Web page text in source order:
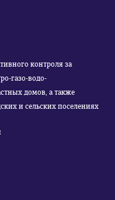
контроля за
газо-водо-
домов, а также
и сельских поселениях